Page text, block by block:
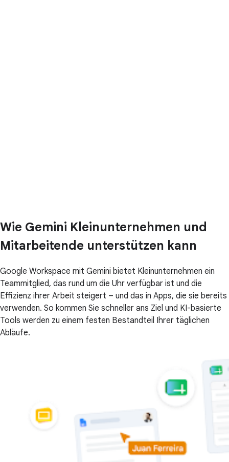
Wie Gemini Kleinunternehmen und
Mitarbeitende unterstützen kann
Google Workspace mit Gemini bietet Kleinunternehmen ein
Teammitglied, das rund um die Uhr verfügbar ist und die
Effizienz ihrer Arbeit steigert – und das in Apps, die sie bereits
verwenden. So kommen Sie schneller ans Ziel und KI-basierte
Tools werden zu einem festen Bestandteil Ihrer täglichen
Abläufe.